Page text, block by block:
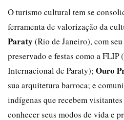
O turismo cultural tem se
ferramenta de valorização da
Paraty (Rio de Janeiro), com
preservado e festas como a FLIP
Internacional de Paraty); Ouro
sua arquitetura barroca; e
indígenas que recebem
conhecer seus modos de vida e